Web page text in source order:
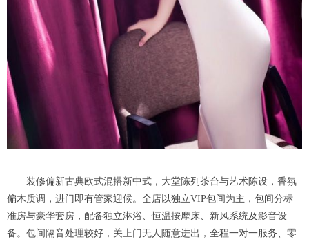
装修偏新古典欧式混搭新中式，大堂陈列茶台与艺术陈设，香氛
偏木质调，进门即有管家迎候。全店以独立VIP包间为主，包间分标
准房与豪华套房，配备独立淋浴、恒温按摩床、新风系统及影音设
备。包间隔音处理较好，关上门无人随意进出，全程一对一服务、零